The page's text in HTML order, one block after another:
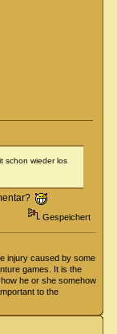
schon wieder los
Gespeichert
injury caused by some
games. It is the
he or she somehow
to the